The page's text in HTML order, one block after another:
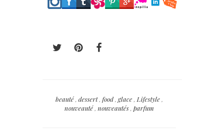
beauté, dessert, food, glace, Lifestyle,
nouveauté, nouveautés, parfum